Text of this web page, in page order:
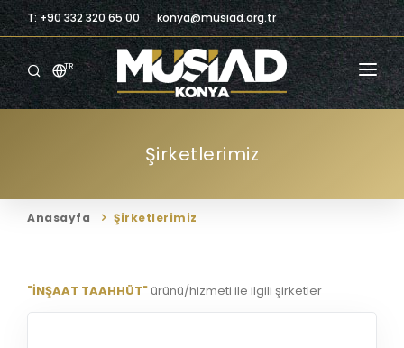
T: +90 332 320 65 00 konya@musiad.org.tr
TR
ANASAYFA
BILGI MERKEZI
Şirketlerimiz
Anasayfa Şirketlerimiz
"İNŞAAT TAAHHÜT"ürünü/hizmeti ile ilgili şirketler